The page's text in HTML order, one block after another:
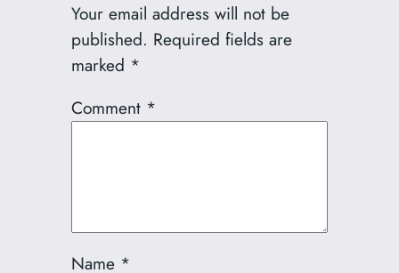
Your email address will not be
published. Required fields are
marked *
Comment *
Name *